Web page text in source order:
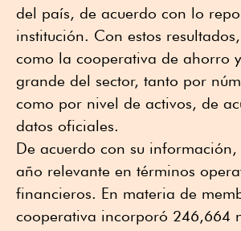
del país, de acuerdo con lo
institución. Con estos
como la cooperativa de ahorro
grande del sector, tanto por
como por nivel de activos, de
datos oficiales.
De acuerdo con su
año relevante en términos
financieros. En materia de
cooperativa incorporó 246,664